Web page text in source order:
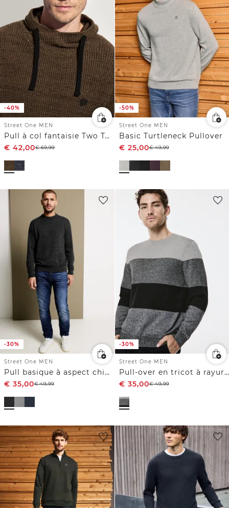
-40%
Street One MEN
Pull à col fantaisie Two Tone
€ 42,00€69,99
-50%
Street One MEN
Basic Turtleneck Pullover
€ 25,00€49,99
-30%
Street One MEN
Pull basique à aspect chiné
€ 35,00€49,99
-30%
Street One MEN
Pull-over en tricot à rayures
€ 35,00€49,99